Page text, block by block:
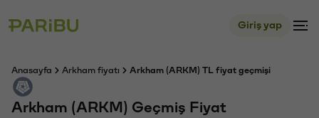
Giriş yap
Anasayfa Arkham fiyatı Arkham (ARKM) TL fiyat geçmişi
Arkham (ARKM) Geçmiş Fiyat